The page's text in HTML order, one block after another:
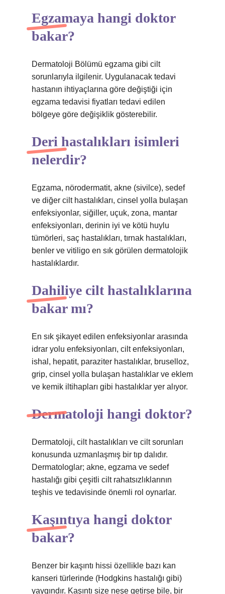
Egzamaya hangi doktor
bakar?
Dermatoloji Bölümü egzama gibi cilt
sorunlarıyla ilgilenir. Uygulanacak tedavi
hastanın ihtiyaçlarına göre değiştiği için
egzama tedavisi fiyatları tedavi edilen
bölgeye göre değişiklik gösterebilir.
Deri hastalıkları isimleri
nelerdir?
Egzama, nörodermatit, akne (sivilce), sedef
ve diğer cilt hastalıkları, cinsel yolla bulaşan
enfeksiyonlar, siğiller, uçuk, zona, mantar
enfeksiyonları, derinin iyi ve kötü huylu
tümörleri, saç hastalıkları, tırnak hastalıkları,
benler ve vitiligo en sık görülen dermatolojik
hastalıklardır.
Dahiliye cilt hastalıklarına
bakar mı?
En sık şikayet edilen enfeksiyonlar arasında
idrar yolu enfeksiyonları, cilt enfeksiyonları,
ishal, hepatit, paraziter hastalıklar, bruselloz,
grip, cinsel yolla bulaşan hastalıklar ve eklem
ve kemik iltihapları gibi hastalıklar yer alıyor.
Dermatoloji hangi doktor?
Dermatoloji, cilt hastalıkları ve cilt sorunları
konusunda uzmanlaşmış bir tıp dalıdır.
Dermatologlar; akne, egzama ve sedef
hastalığı gibi çeşitli cilt rahatsızlıklarının
teşhis ve tedavisinde önemli rol oynarlar.
Kaşıntıya hangi doktor
bakar?
Benzer bir kaşıntı hissi özellikle bazı kan
kanseri türlerinde (Hodgkins hastalığı gibi)
yaygındır. Kaşıntı size neşe getirse bile, bir